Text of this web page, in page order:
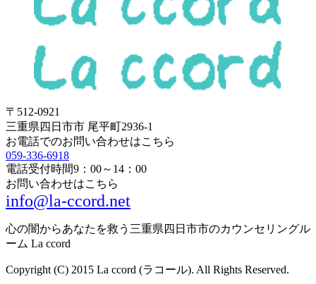
〒512-0921
三重県四日市市 尾平町2936-1
お電話でのお問い合わせはこちら
059-336-6918
電話受付時間9：00～14：00
お問い合わせはこちら
info@la-ccord.net
心の闇からあなたを救う三重県四日市市のカウンセリングル
ーム La ccord
Copyright (C) 2015 La ccord (ラコール). All Rights Reserved.